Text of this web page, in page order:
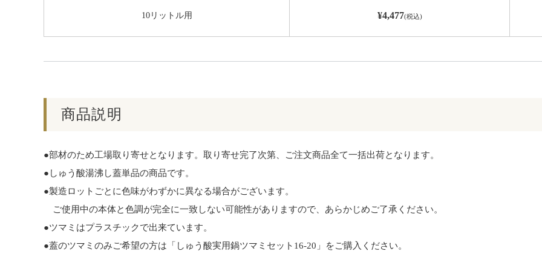
10リットル用 ¥4,477(税込)
商品説明
●部材のため工場取り寄せとなります。取り寄せ完了次第、ご注文商品全て一括出荷となります。
●しゅう酸湯沸し蓋単品の商品です。
●製造ロットごとに色味がわずかに異なる場合がございます。
ご使用中の本体と色調が完全に一致しない可能性がありますので、あらかじめご了承ください。
●ツマミはプラスチックで出来ています。
●蓋のツマミのみご希望の方は「しゅう酸実用鍋ツマミセット16-20」をご購入ください。